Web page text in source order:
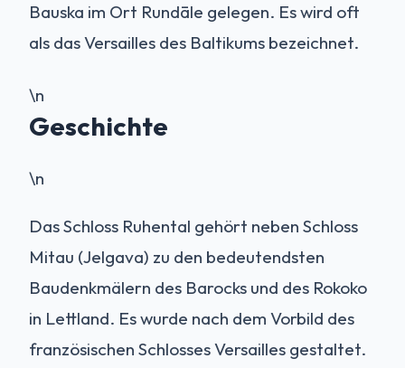
Bauska im Ort Rundāle gelegen. Es wird oft
als das Versailles des Baltikums bezeichnet.
\n
Geschichte
\n
Das Schloss Ruhental gehört neben Schloss
Mitau (Jelgava) zu den bedeutendsten
Baudenkmälern des Barocks und des Rokoko
in Lettland. Es wurde nach dem Vorbild des
französischen Schlosses Versailles gestaltet.